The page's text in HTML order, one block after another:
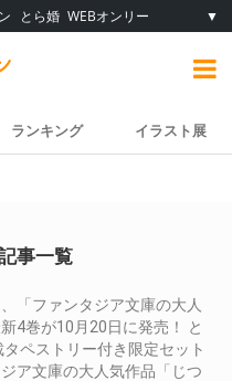
とら婚 WEBオンリー ▼
ランキング イラスト展
事一覧
「ファンタジア文庫の大人
4巻が10月20日に発売！ と
ペストリー付き限定セット
ア文庫の大人気作品「じつ